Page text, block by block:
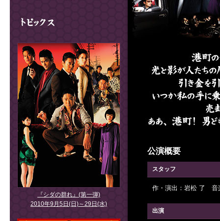
『シダの群れ』(第一弾)
2010年9月5日(日)～29日(水)
公演概要
スタッフ
作・演出：岩松 了 音
出演